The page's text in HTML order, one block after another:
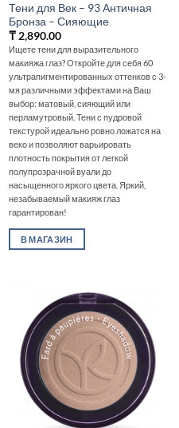
Тени для Век – 93 Античная
Бронза – Сияющие
₸2,890.00
Ищете тени для выразительного
макияжа глаз? Откройте для себя 60
ультрапигментированных оттенков с 3-
мя различными эффектами на Ваш
выбор: матовый, сияющий или
перламутровый. Тени с пудровой
текстурой идеально ровно ложатся на
веко и позволяют варьировать
плотность покрытия от легкой
полупрозрачной вуали до
насыщенного яркого цвета. Яркий,
незабываемый макияж глаз
гарантирован!
В МАГАЗИН